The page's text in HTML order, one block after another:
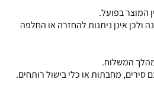
המוצר בפועל.
ולכן אינן ניתנות להחזרה או החלפה
המשלוח.
סירים, מחבתות או כלי בישול רותחים.